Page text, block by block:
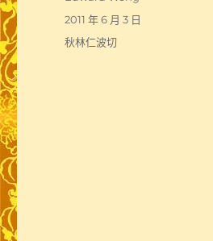
發
佈
2011 年 6 月 3 日
分
秋林仁波切